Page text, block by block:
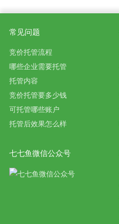
常见问题
竞价托管流程
哪些企业需要托管
托管内容
竞价托管要多少钱
可托管哪些账户
托管后效果怎么样
七七鱼微信公众号